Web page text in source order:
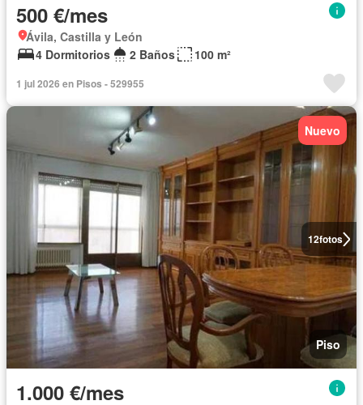
500 €/mes
Ávila, Castilla y León
4 Dormitorios
2 Baños 100 m²
1 jul 2026 en Pisos - 529955
12fotos
Nuevo
Piso
1.000 €/mes